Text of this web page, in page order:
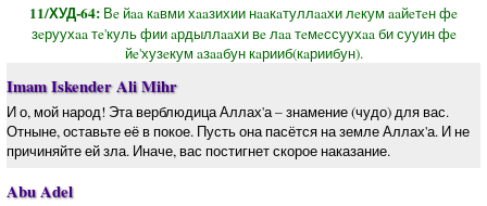
11/ХУД-64: Вe йaa кaвми хaaзихии нaaкaтуллaaхи лeкум aaйeтeн фe
зeруухaa тe'куль фии aрдыллaaхи вe лaa тeмeссуухaa би сууин фe
йe'хузeкум aзaaбун кaрииб(кaриибун).
Imam Iskender Ali Mihr
И о, мой народ! Эта верблюдица Аллах'а – знамение (чудо) для вас.
Отныне, оставьте её в покое. Пусть она пасётся на земле Аллах'а. И не
причиняйте ей зла. Иначе, вас постигнет скорое наказание.
Abu Adel